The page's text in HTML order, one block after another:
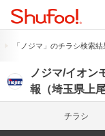
「ノジマ」のチラシ検索結
ノジマ/イオン
報（埼玉県上尾
チラシ